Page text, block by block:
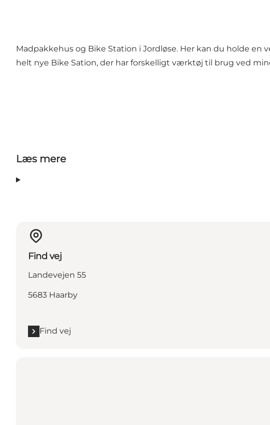
Madpakkehus og Bike Station i Jordløse. Her kan du holde
helt nye Bike Sation, der har forskelligt værktøj til brug ved
Læs mere
Find vej
Landevejen 55
5683 Haarby
Find vej